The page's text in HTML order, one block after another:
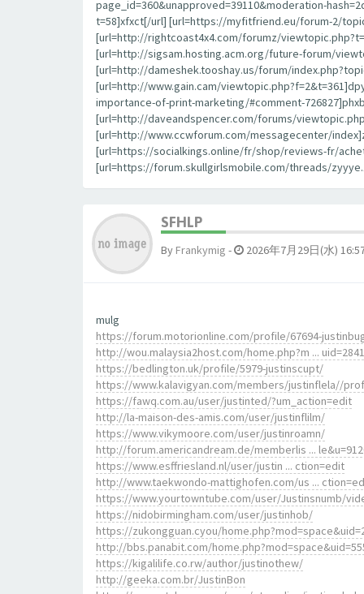
page_id=360&unapproved=39110&moderation-
t=58]xfxct[/url] [url=https://myfitfriend.eu/forum-2/
[url=http://rightcoast4x4.com/forumz/
[url=http://sigsam.hosting.acm.org/future-forum/
[url=http://dameshek.tooshay.us/forum/
[url=http://www.gain.cam/
importance-of-print-marketing/#comment-
[url=http://daveandspencer.com/forums/
[url=http://www.ccwforum.com/messagecenter/
[url=https://socialkings.online/fr/shop/reviews-fr/
[url=https://forum.skullgirlsmobile.com/threads/
SFHLP
By Frankymig - 2026年7月29日(水)
mulg
https://forum.motorionline.com/profile/67694-
http://wou.malaysia2host.com/home.php?m ...
https://bedlington.uk/profile/5979-justinscupt/
https://www.kalavigyan.com/members/justinflela//
https://fawq.com.au/user/justinted/?um_action=edit
http://la-maison-des-amis.com/user/justinflilm/
https://www.vikymoore.com/user/justinroamn/
http://forum.americandream.de/memberlis ...
https://www.esffriesland.nl/user/justin ... ction=edit
http://www.taekwondo-mattighofen.com/us ...
https://www.yourtowntube.com/user/Justinsnumb/
https://nidobirmingham.com/user/justinhob/
https://zukongguan.cyou/
http://bbs.panabit.com/
https://kigalilife.co.rw/author/justinothew/
http://geeka.com.br/JustinBon